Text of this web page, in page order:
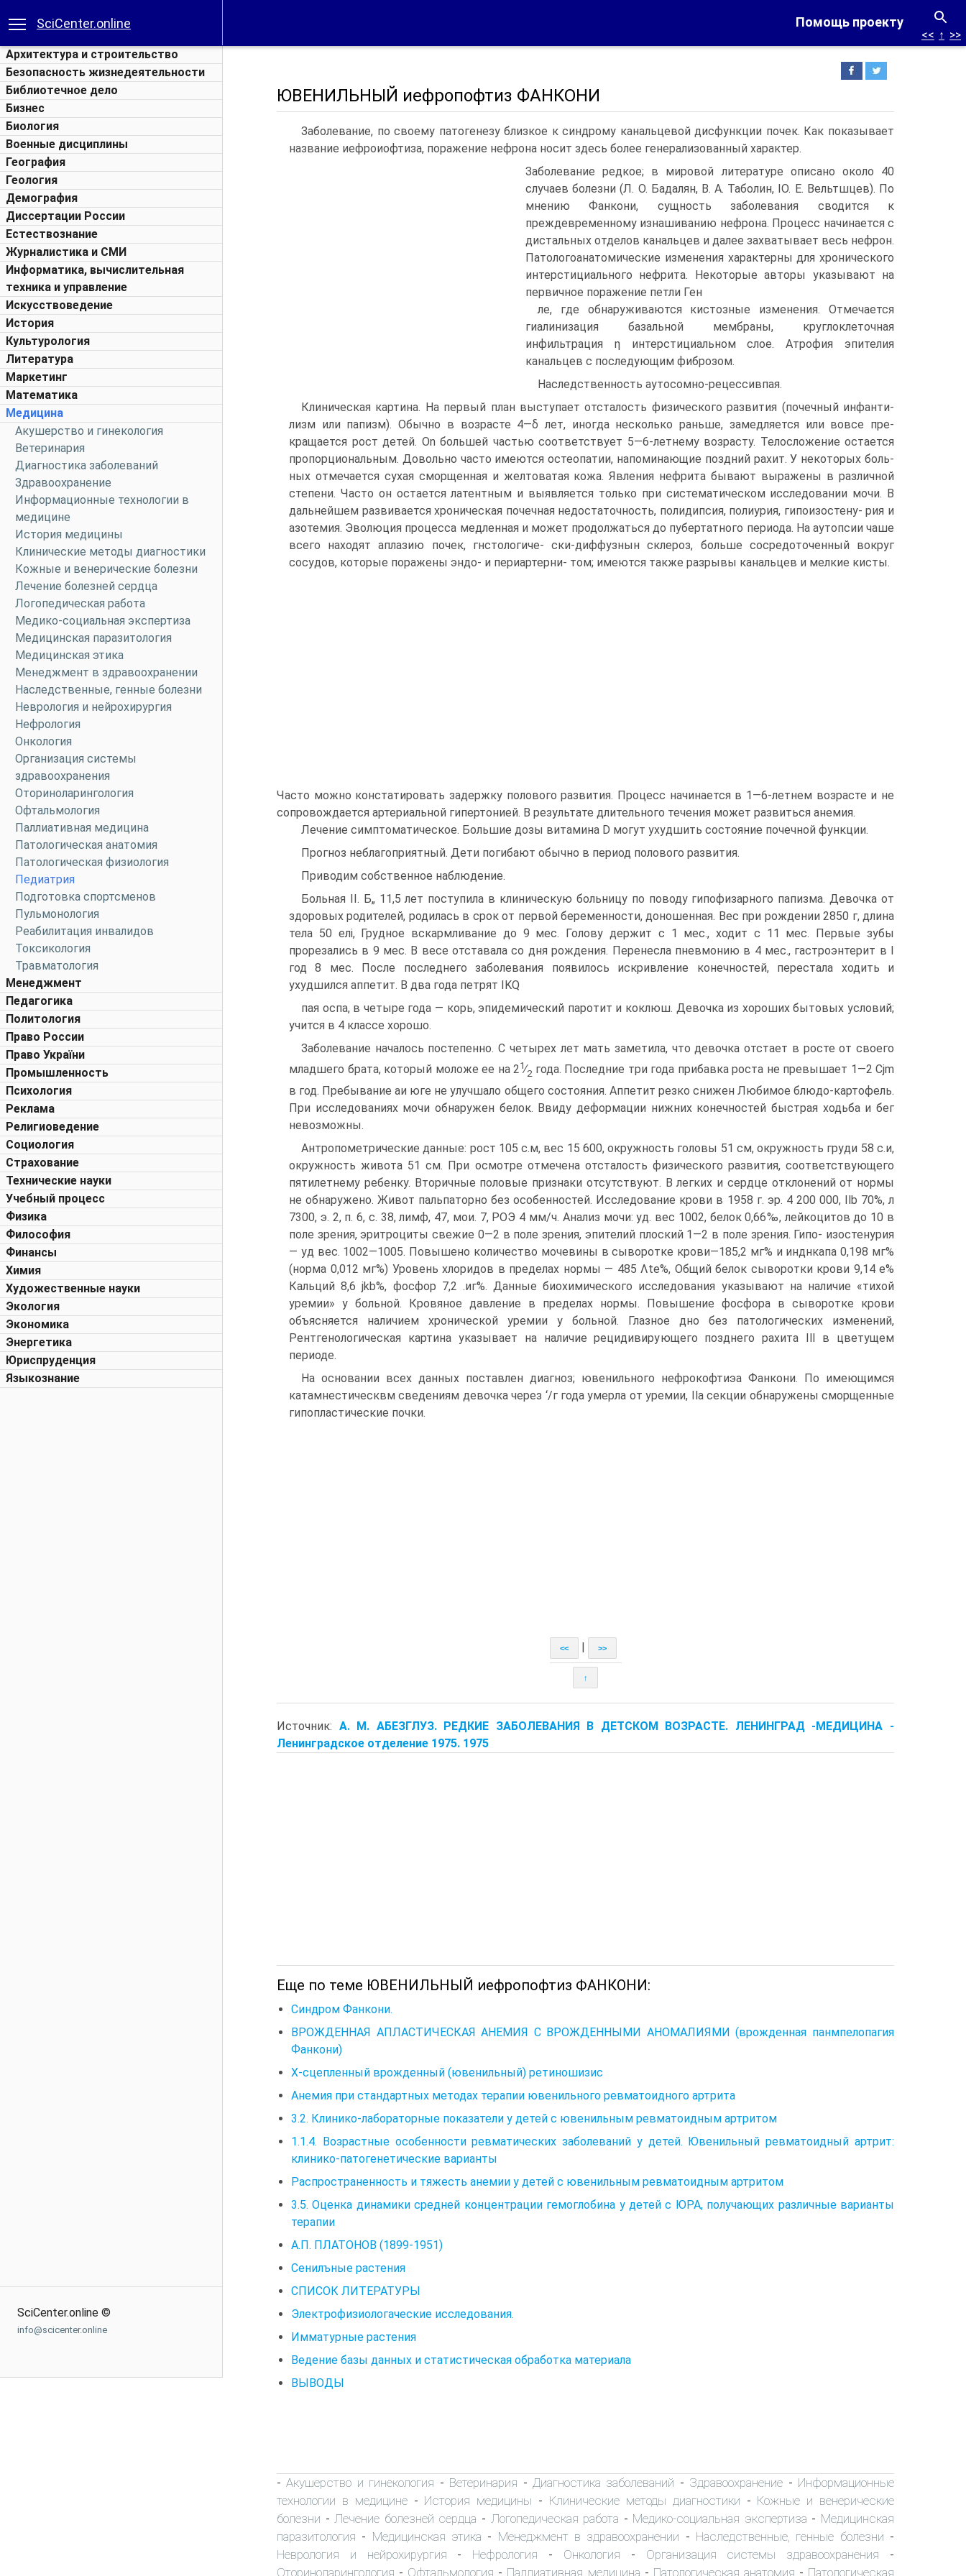
Помощь проекту
SciCenter.online
Архитектура и строительство
Безопасность жизнедеятельности
Библиотечное дело
Бизнес
Биология
Военные дисциплины
География
Геология
Демография
Диссертации России
Естествознание
Журналистика и СМИ
Информатика, вычислительная
техника и управление
Искусствоведение
История
Культурология
Литература
Маркетинг
Математика
Медицина
Акушерство и гинекология
Ветеринария
Диагностика заболеваний
Здравоохранение
Информационные технологии в
медицине
История медицины
Клинические методы диагностики
Кожные и венерические болезни
Лечение болезней сердца
Логопедическая работа
Медико-социальная экспертиза
Медицинская паразитология
Медицинская этика
Менеджмент в здравоохранении
Наследственные, генные болезни
Неврология и нейрохирургия
Нефрология
Онкология
Организация системы
здравоохранения
Оториноларингология
Офтальмология
Паллиативная медицина
Патологическая анатомия
Патологическая физиология
Педиатрия
Подготовка спортсменов
Пульмонология
Реабилитация инвалидов
Токсикология
Травматология
Менеджмент
Педагогика
Политология
Право России
Право України
Промышленность
Психология
Реклама
Религиоведение
Социология
Страхование
Технические науки
Учебный процесс
Физика
Философия
Финансы
Химия
Художественные науки
Экология
Экономика
Энергетика
Юриспруденция
Языкознание
SciCenter.online ©
info@scicenter.online
<< ↑ >>
ЮВЕНИЛЬНЫЙ иефропофтиз ФАНКОНИ
Заболевание, по своему патогенезу близкое к син­дрому канальцевой дисфункции почек. Как показы­вает
название иефроиофтиза, поражение нефрона но­сит здесь более генерализованный характер.
Заболе­вание редкое; в мировой литературе описано около 40
случаев болезни (Л. О. Бадалян, В. А. Таболин, ΙΟ. Е. Вельтшцев). По
мнению Фанкони, сущность заболевания сводится к
преждевременному изнашива­нию нефрона. Процесс начинается с
дистальных отде­лов канальцев и далее захватывает весь нефрон.
Па­тологоанатомические изменения характерны для хро­нического
интерстициального нефрита. Некоторые ав­торы указывают на
первичное поражение петли Ген­
ле, где обнаруживаются кистозные изменения. Отме­чается
гиалинизация базальной мембраны, круглокле­точная
инфильтрация η интерстициальном слое. Атро­фия эпителия
канальцев с последующим фиброзом.
Наследственность аутосомно-рецессивпая.
Клиническая картина. На первый план выступает отсталость физического развития (почечный инфанти­
лизм или папизм). Обычно в возрасте 4—δ лет, ино­гда несколько раньше, замедляется или вовсе пре­
кращается рост детей. On большей частью соответ­ствует 5—6-летнему возрасту. Телосложение остается
пропорциональным. Довольно часто имеются остеопа­тии, напоминающие поздний рахит. У некоторых боль­
ных отмечается сухая сморщенная и желтоватая ко­жа. Явления нефрита бывают выражены в различной
степени. Часто он остается латентным и выявляется только при систематическом исследовании мочи. В
дальнейшем развивается хроническая почечная не­достаточность, полидипсия, полиурия, гипоизостену- рия и
азотемия. Эволюция процесса медленная и мо­жет продолжаться до пубертатного периода. На ауто­псии чаше
всего находят аплазию почек, гнстологиче- ски-диффузнын склероз, больше сосредоточенный во­круг
сосудов, которые поражены эндо- и периартерни- том; имеются также разрывы канальцев и мелкие ки­сты.
Часто можно констатировать задержку полового развития. Процесс начинается в 1—6-летнем возрасте и не
сопровождается артериальной гипертонией. В ре­зультате длительного течения может развиться ане­мия.
Лечение симптоматическое. Большие дозы витами­на D могут ухудшить состояние почечной функции.
Прогноз неблагоприятный. Дети погибают обычно в период полового развития.
Приводим собственное наблюдение.
Больная II. Б„ 11,5 лет поступила в клиническую больницу по поводу гипофизарного папизма. Девочка от
здоровых роди­телей, родилась в срок от первой беременности, доношенная. Вес при рождении 2850 г, длина
тела 50 елі, Грудное вскармлива­ние до 9 мес. Голову держит с 1 мес., ходит с 11 мес. Первые зубы
прорезались в 9 мес. В весе отставала со дня рождения. Перенесла пневмонию в 4 мес., гастроэнтерит в I
год 8 мес. После последнего заболевания появилось искривление конечно­стей, перестала ходить и
ухудшился аппетит. В два года петрят IKQ
пая оспа, в четыре года — корь, эпидемический паротит и кок­люш. Девочка из хороших бытовых условий;
учится в 4 классе хорошо.
Заболевание началось постепенно. C четырех лет мать заме­тила, что девочка отстает в росте от своего
младшего брата, ко­торый моложе ее на 21∕2 года. Последние три года прибавка роста не превышает 1—2 Cjm
в год. Пребывание аи юге не улуч­шало общего состояния. Аппетит резко снижен Любимое блю­до-картофель.
При исследованиях мочи обнаружен белок. Ввиду деформации нижних конечностей быстрая ходьба и бег
невозможны.
Антропометрические данные: рост 105 с.м, вес 15 600, окруж­ность головы 51 см, окружность груди 58 с.и,
окружность живота 51 см. При осмотре отмечена отсталость физического развития, соответствующего
пятилетнему ребенку. Вторичные половые при­знаки отсутствуют. В легких и сердце отклонений от нормы
не обнаружено. Живот пальпаторно без особенностей. Исследование крови в 1958 г. эр. 4 200 000, Ilb 70%, л
7300, э. 2, п. 6, с. 38, лимф, 47, мои. 7, РОЭ 4 мм/ч. Анализ мочи: уд. вес 1002, бе­лок 0,66‰, лейкоцитов до 10 в
поле зрения, эритроциты свежие 0—2 в поле зрения, эпителий плоский 1—2 в поле зрения. Гипо- изостенурия
— уд вес. 1002—1005. Повышено количество моче­вины в сыворотке крови—185,2 мг% и инднкапа 0,198 мг%
(норма 0,012 мг%) Уровень хлоридов в пределах нормы — 485 Λte%, Общий белок сыворотки крови 9,14 е%
Кальций 8,6 jkb%, фосфор 7,2 .иг%. Данные биохимического исследования указывают на наличие «тихой
уремии» у больной. Кровяное дав­ление в пределах нормы. Повышение фосфора в сыворотке крови
объясняется наличием хронической уремии у больной. Глазное дно без патологических изменений,
Рентгенологическая картина указывает на наличие рецидивирующего позднего рахита Ill в цветущем
периоде.
На основании всех данных поставлен диагноз; ювенильного нефрокофтиэа Фанкони. По имеющимся
катамнестическвм све­дениям девочка через ‘/г года умерла от уремии, Ila секции об­наружены сморщенные
гипопластические почки.
<< | >>
↑
Источник: А. М. АБЕЗГЛУЗ. РЕДКИЕ ЗАБОЛЕВАНИЯ В ДЕТСКОМ ВОЗРАСТЕ. ЛЕНИНГРАД -МЕДИЦИНА -
Ленинградское отделение 1975. 1975
Еще по теме ЮВЕНИЛЬНЫЙ иефропофтиз ФАНКОНИ:
Синдром Фанкони.
ВРОЖДЕННАЯ АПЛАСТИЧЕСКАЯ АНЕМИЯ C ВРОЖДЕННЫМИ АНОМАЛИЯМИ (врожденная панмпелопагия
Фанкони)
Х-сцепленный врожденный (ювенильный) ретиношизис
Анемия при стандартных методах терапии ювенильного ревматоидного артрита
3.2. Клинико-лабораторные показатели у детей с ювенильным ревматоидным артритом
1.1.4. Возрастные особенности ревматических заболеваний у детей. Ювенильный ревматоидный артрит:
клинико-патогенетические варианты
Распространенность и тяжесть анемии у детей с ювенильным ревматоидным артритом
3.5. Оценка динамики средней концентрации гемоглобина у детей с ЮРА, получающих различные варианты
терапии
А.П. ПЛАТОНОВ (1899-1951)
Сенилъные растения
СПИСОК ЛИТЕРАТУРЫ
Электрофизиологаческие исследования.
Имматурные растения
Ведение базы данных и статистическая обработка материала
ВЫВОДЫ
-Акушерство и гинекология - Ветеринария - Диагностика заболеваний - Здравоохранение - Информационные
технологии в медицине- История медицины - Клинические методы диагностики - Кожные и венерические
болезни -Лечение болезней сердца - Логопедическая работа - Медико-социальная экспертиза - Медицинская
паразитология - Медицинская этика - Менеджмент в здравоохранении - Наследственные, генные болезни -
Неврология и нейрохирургия - Нефрология - Онкология - Организация системы здравоохранения -
Оториноларингология - Офтальмология - Паллиативная медицина - Патологическая анатомия - Патологическая